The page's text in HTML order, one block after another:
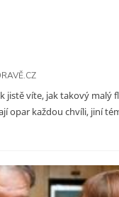
jistě víte, jak takový malý
opar každou chvíli, jiní